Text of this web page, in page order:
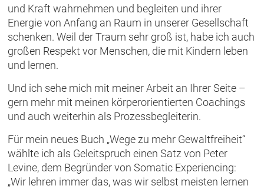
und Kraft wahrnehmen und begleiten und ihrer
Energie von Anfang an Raum in unserer Gesellschaft
schenken. Weil der Traum sehr groß ist, habe ich auch
großen Respekt vor Menschen, die mit Kindern leben
und lernen.
Und ich sehe mich mit meiner Arbeit an Ihrer Seite –
gern mehr mit meinen körperorientierten Coachings
und auch weiterhin als Prozessbegleiterin.
Für mein neues Buch „Wege zu mehr Gewaltfreiheit“
wählte ich als Geleitspruch einen Satz von Peter
Levine, dem Begründer von Somatic Experiencing:
„Wir lehren immer das, was wir selbst meisten lernen